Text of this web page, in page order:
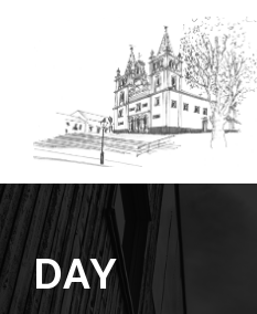
DAY